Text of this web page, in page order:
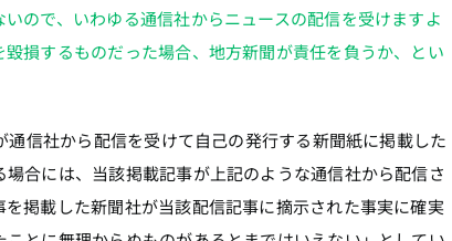
ので、いわゆる通信社からニュースの配信を受けますよ
損するものだった場合、地方新聞が責任を負うか、とい
信社から配信を受けて自己の発行する新聞紙に掲載した
合には、当該掲載記事が上記のような通信社から配信さ
掲載した新聞社が当該配信記事に摘示された事実に確実